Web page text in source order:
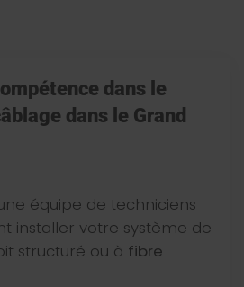
dans le
dans le Grand
équipe de techniciens
installer votre système de
structuré ou à fibre